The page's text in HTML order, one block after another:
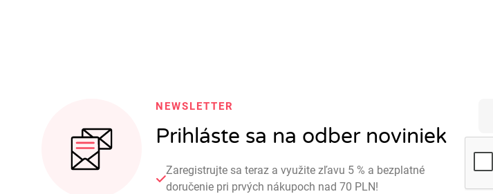
NEWSLETTER
Prihláste sa na odber noviniek
Zaregistrujte sa teraz a využite zľavu 5 % a bezplatné
doručenie pri prvých nákupoch nad 70 PLN!